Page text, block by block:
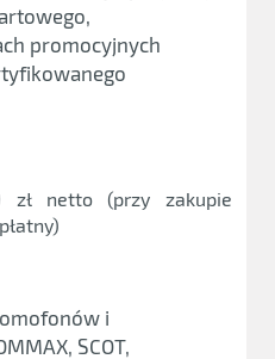
promocyjnych
zł netto (przy zakupie
i
SCOT,